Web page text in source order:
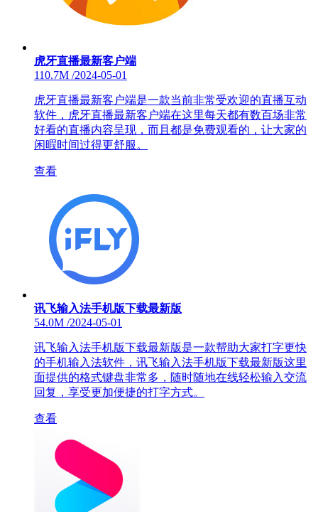
虎牙直播最新客户端
110.7M /2024-05-01
虎牙直播最新客户端是一款当前非常受欢迎的直播互动
软件，虎牙直播最新客户端在这里每天都有数百场非常
好看的直播内容呈现，而且都是免费观看的，让大家的
闲暇时间过得更舒服。
查看
讯飞输入法手机版下载最新版
54.0M /2024-05-01
讯飞输入法手机版下载最新版是一款帮助大家打字更快
的手机输入法软件，讯飞输入法手机版下载最新版这里
面提供的格式键盘非常多，随时随地在线轻松输入交流
回复，享受更加便捷的打字方式。
查看